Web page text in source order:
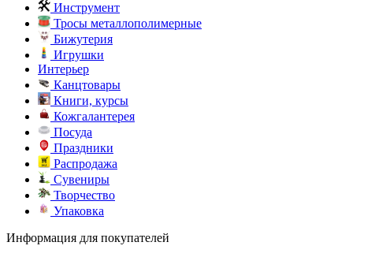
Инструмент
Тросы металлополимерные
Бижутерия
Игрушки
Интерьер
Канцтовары
Книги, курсы
Кожгалантерея
Посуда
Праздники
Распродажа
Сувениры
Творчество
Упаковка
Информация для покупателей